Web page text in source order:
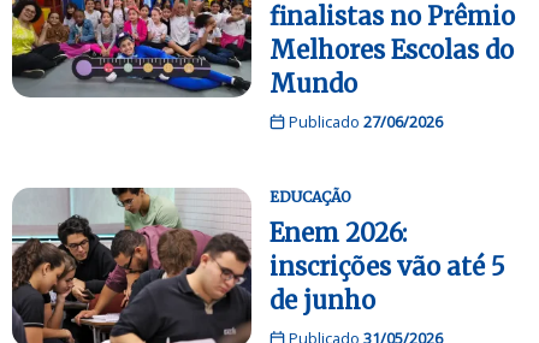
finalistas no Prêmio
Melhores Escolas do
Mundo
Publicado 27/06/2026
EDUCAÇÃO
Enem 2026:
inscrições vão até 5
de junho
Publicado 31/05/2026